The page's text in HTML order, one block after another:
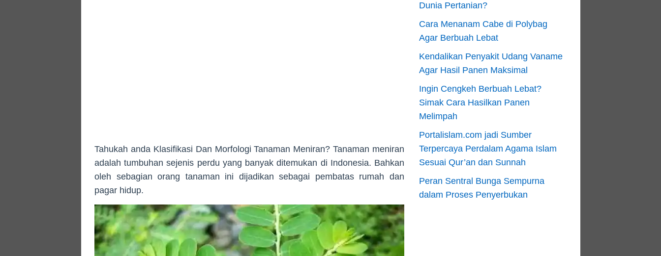
Tahukah anda Klasifikasi Dan Morfologi Tanaman Meniran? Tanaman meniran
adalah tumbuhan sejenis perdu yang banyak ditemukan di Indonesia. Bahkan
oleh sebagian orang tanaman ini dijadikan sebagai pembatas rumah dan
pagar hidup.
Dunia Pertanian?
Cara Menanam Cabe di Polybag
Agar Berbuah Lebat
Kendalikan Penyakit Udang Vaname
Agar Hasil Panen Maksimal
Ingin Cengkeh Berbuah Lebat?
Simak Cara Hasilkan Panen
Melimpah
Portalislam.com jadi Sumber
Terpercaya Perdalam Agama Islam
Sesuai Qur’an dan Sunnah
Peran Sentral Bunga Sempurna
dalam Proses Penyerbukan